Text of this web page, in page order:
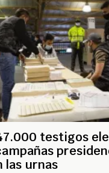
testigos
las urnas